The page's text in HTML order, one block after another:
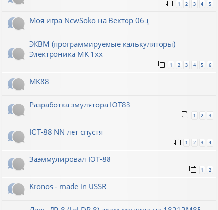
1 2 3 4 5
Моя игра NewSoko на Вектор 06ц
ЭКВМ (программируемые калькуляторы)
Электроника МК 1хх
1 2 3 4 5 6
МК88
Разработка эмулятора ЮТ88
1 2 3
ЮТ-88 NN лет спустя
1 2 3 4
Заэммулировал ЮТ-88
1 2
Kronos - made in USSR